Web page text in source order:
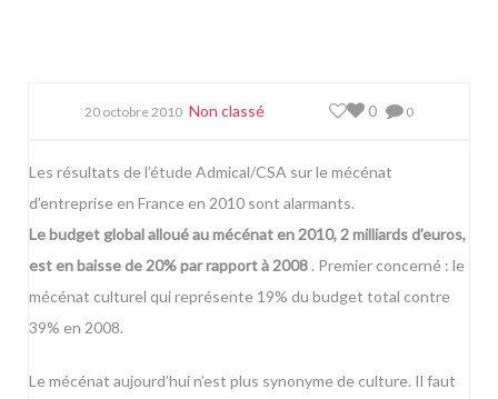
20 octobre 2010 Non classé 0
0
Les résultats del’étude Admical/CSA sur le mécénat
d’entreprise en France en 2010 sont alarmants.
Le budget global alloué au mécénat en 2010, 2 milliards d’euros,
est en baisse de 20% par rapport à 2008 . Premier concerné : le
mécénat culturel qui représente 19% du budget total contre
39% en 2008.
Le mécénat aujourd’hui n’est plus synonyme de culture. Il faut